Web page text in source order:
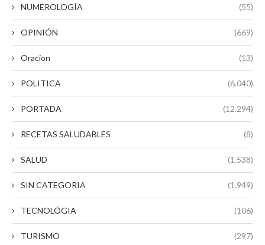
NUMEROLOGÍA (55)
OPINIÓN (669)
Oracion (13)
POLITICA (6.040)
PORTADA (12.294)
RECETAS SALUDABLES (8)
SALUD (1.538)
SIN CATEGORIA (1.949)
TECNOLÓGIA (106)
TURISMO (297)